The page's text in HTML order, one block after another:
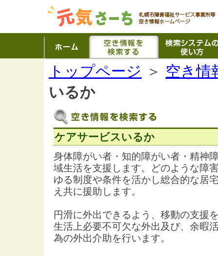
トップページ ＞ 空き情
いるか
ケアサービスいるか
身体障がい者・知的障がい者・精神
域生活を支援します。どのような障
ゆる制度や条件を活かし総合的な居
え共に援助します。
円滑に外出できるよう、移動の支援
生活上必要不可欠な外出及び、余暇
為の外出介助を行います。